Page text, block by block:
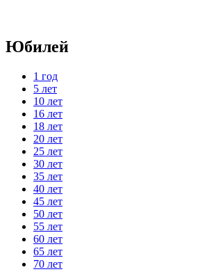
Юбилей
1 год
5 лет
10 лет
16 лет
18 лет
20 лет
25 лет
30 лет
35 лет
40 лет
45 лет
50 лет
55 лет
60 лет
65 лет
70 лет